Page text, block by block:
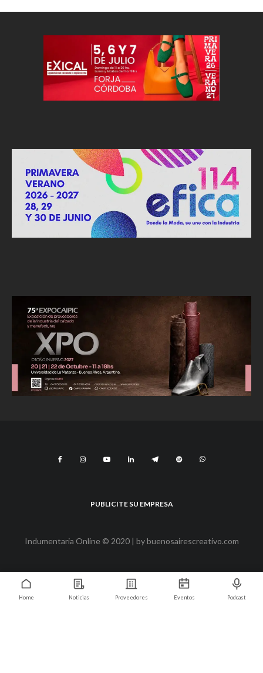
PUBLICITE SU EMPRESA
Indumentaria Online © 2020 | bybuenosairescreativo.com
Home Noticias Proveedores Eventos Podcast